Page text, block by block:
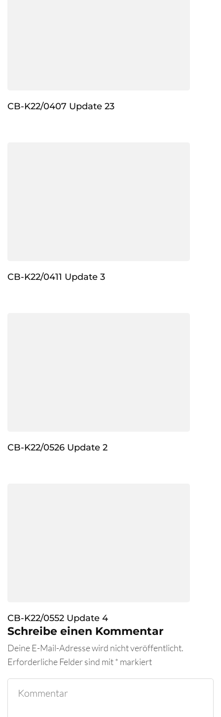
CB-K22/0407 Update 23
CB-K22/0411 Update 3
CB-K22/0526 Update 2
CB-K22/0552 Update 4
Schreibe einen Kommentar
Deine E-Mail-Adresse wird nicht veröffentlicht.
Erforderliche Felder sind mit* markiert